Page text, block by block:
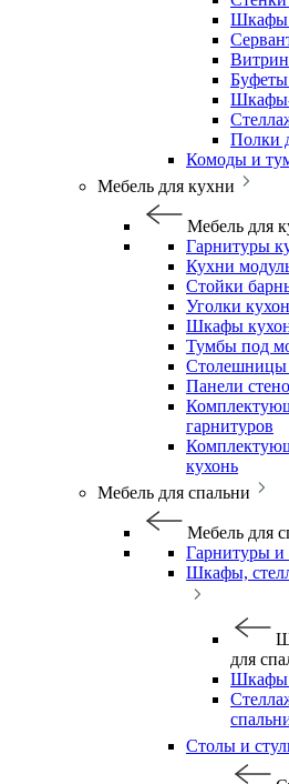
Шкафы
Буфеты
Шкафы-
Полки
Комоды и
Мебель для кухни
Мебель для
Гарнитуры
Кухни
Стойки
Уголки
Шкафы
Тумбы под
Столешницы
Панели
гарнитуров
кухонь
Мебель для спальни
Мебель для
Гарнитуры и
Шкафы,
для
Шкафы
Столы и